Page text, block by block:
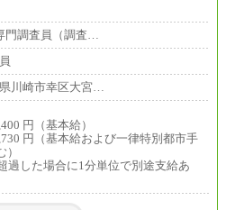
支給
残業代含まず
給与に変更なし
門調査員（調査…
川崎市幸区大宮…
円（基本給）
円（基本給および一律特別都市手
過した場合に1分単位で別途支給あ